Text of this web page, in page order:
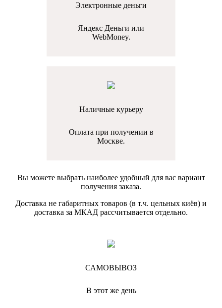
Электронные деньги
Яндекс Деньги или
WebMoney.
Наличные курьеру
Оплата при получении в
Москве.
Вы можете выбрать наиболее удобный для вас вариант
получения заказа.
Доставка не габаритных товаров (в т.ч. цельных киёв) и
доставка за МКАД рассчитывается отдельно.
САМОВЫВОЗ
В этот же день